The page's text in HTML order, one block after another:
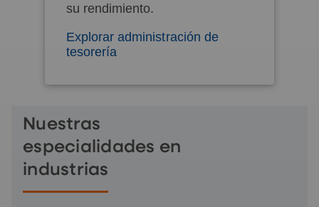
su rendimiento.
Explorar administración de
tesorería
Nuestras
especialidades en
industrias